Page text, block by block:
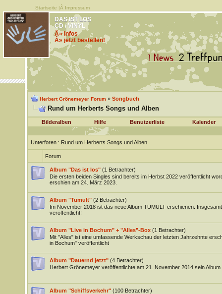
Startseite |Â Impressum
DAS IST LOS
CD / VINYL
Â» Infos
Â» jetzt bestellen!
Herbert Grönemeyer Forum» Songbuch
Rund um Herberts Songs und Alben
Bilderalben Hilfe Benutzerliste Kalender
Unterforen: Rund um Herberts Songs und Alben
Forum
Album "Das ist los" (1 Betrachter)
Die ersten beiden Singles sind bereits im Herbst 2022 veröffentlicht
erschien am 24. März 2023.
Album "Tumult" (2 Betrachter)
Im November 2018 ist das neue Album TUMULT erschienen.
veröffentlicht!
Album "Live in Bochum" + "Alles"-Box (1 Betrachter)
Mit "Alles" ist eine umfassende Werkschau der letzten Jahrzehnte
in Bochum" veröffentlicht
Album "Dauernd jetzt" (4 Betrachter)
Herbert Grönemeyer veröffentlichte am 21. November 2014 sein
Album "Schiffsverkehr" (100 Betrachter)